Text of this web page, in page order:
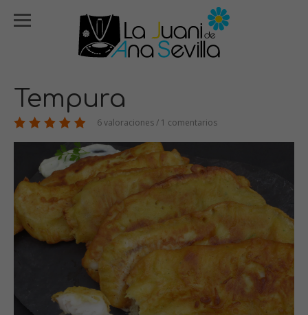
Tempura
6 valoraciones / 1 comentarios